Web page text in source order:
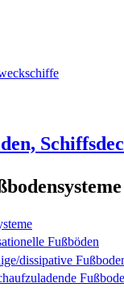
Fußböden
dissipative